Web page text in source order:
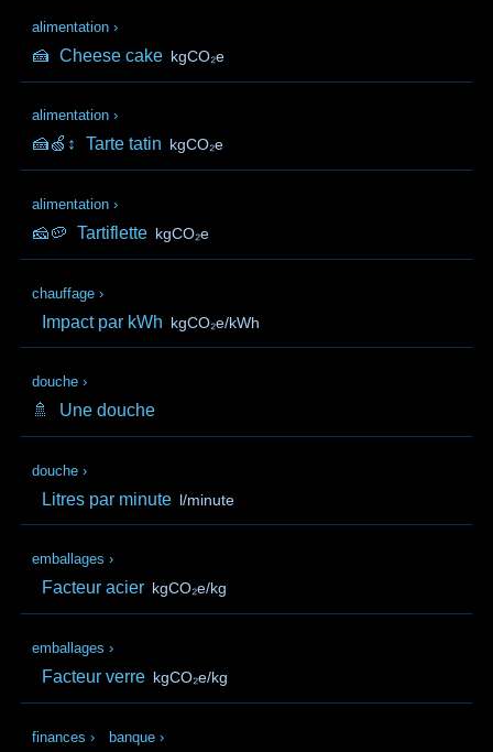
alimentation ›
🍰 Cheese cake kgCO₂e
alimentation ›
🍰🍏↕️ Tarte tatin kgCO₂e
alimentation ›
🧀🥔 Tartiflette kgCO₂e
chauffage ›
Impact par kWh kgCO₂e/kWh
douche ›
🚿 Une douche
douche ›
Litres par minute l/minute
emballages ›
Facteur acier kgCO₂e/kg
emballages ›
Facteur verre kgCO₂e/kg
finances › banque ›